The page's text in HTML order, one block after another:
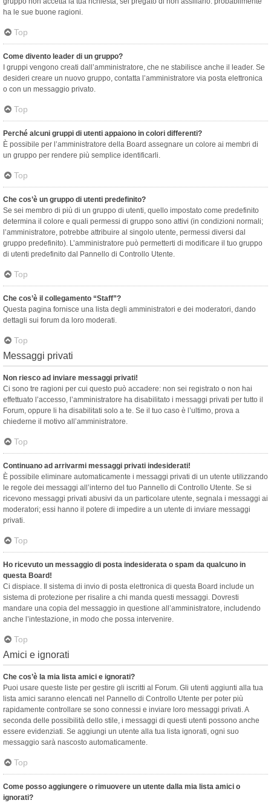
ha le sue buone ragioni.
Top
Come divento leader di un gruppo?
I gruppi vengono creati dall’amministratore, che ne stabilisce anche il leader. Se
desideri creare un nuovo gruppo, contatta l’amministratore via posta elettronica
o con un messaggio privato.
Top
Perché alcuni gruppi di utenti appaiono in colori differenti?
È possibile per l’amministratore della Board assegnare un colore ai membri di
un gruppo per rendere più semplice identificarli.
Top
Che cos’è un gruppo di utenti predefinito?
Se sei membro di più di un gruppo di utenti, quello impostato come predefinito
determina il colore e quali permessi di gruppo sono attivi (in condizioni normali;
l’amministratore, potrebbe attribuire al singolo utente, permessi diversi dal
gruppo predefinito). L’amministratore può permetterti di modificare il tuo gruppo
di utenti predefinito dal Pannello di Controllo Utente.
Top
Che cos’è il collegamento “Staff”?
Questa pagina fornisce una lista degli amministratori e dei moderatori, dando
dettagli sui forum da loro moderati.
Top
Messaggi privati
Non riesco ad inviare messaggi privati!
Ci sono tre ragioni per cui questo può accadere: non sei registrato o non hai
effettuato l’accesso, l’amministratore ha disabilitato i messaggi privati per tutto il
Forum, oppure li ha disabilitati solo a te. Se il tuo caso è l’ultimo, prova a
chiederne il motivo all’amministratore.
Top
Continuano ad arrivarmi messaggi privati indesiderati!
È possibile eliminare automaticamente i messaggi privati ​​di un utente utilizzando
le regole dei messaggi all’interno del tuo Pannello di Controllo Utente. Se si
ricevono messaggi privati ​​abusivi da un particolare utente, segnala i messaggi ai
moderatori; essi hanno il potere di impedire a un utente di inviare messaggi
privati​​.
Top
Ho ricevuto un messaggio di posta indesiderata o spam da qualcuno in
questa Board!
Ci dispiace. Il sistema di invio di posta elettronica di questa Board include un
sistema di protezione per risalire a chi manda questi messaggi. Dovresti
mandare una copia del messaggio in questione all’amministratore, includendo
anche l’intestazione, in modo che possa intervenire.
Top
Amici e ignorati
Che cos’è la mia lista amici e ignorati?
Puoi usare queste liste per gestire gli iscritti al Forum. Gli utenti aggiunti alla tua
lista amici saranno elencati nel Pannello di Controllo Utente per poter più
rapidamente controllare se sono connessi e inviare loro messaggi privati. A
seconda delle possibilità dello stile, i messaggi di questi utenti possono anche
essere evidenziati. Se aggiungi un utente alla tua lista ignorati, ogni suo
messaggio sarà nascosto automaticamente.
Top
Come posso aggiungere o rimuovere un utente dalla mia lista amici o
ignorati?